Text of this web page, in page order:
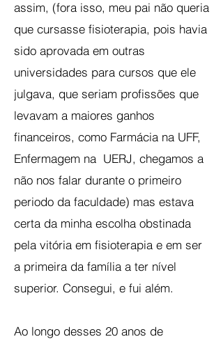
assim, (fora isso, meu pai não queria
que cursasse fisioterapia, pois havia
sido aprovada em outras
universidades para cursos que ele
julgava, que seriam profissões que
levavam a maiores ganhos
financeiros, como Farmácia na UFF,
Enfermagem na UERJ, chegamos a
não nos falar durante o primeiro
periodo da faculdade) mas estava
certa da minha escolha obstinada
pela vitória em fisioterapia e em ser
a primeira da família a ter nível
superior. Consegui, e fui além.
Ao longo desses 20 anos de